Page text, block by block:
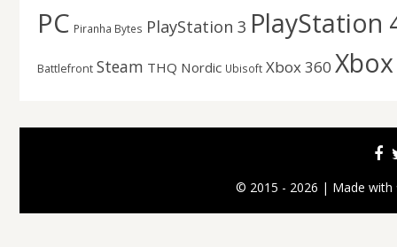
PC Piranha Bytes PlayStation 3 PlayStation
Battlefront Steam THQ Nordic Ubisoft Xbox 360
© 2015 - 2026 | Made